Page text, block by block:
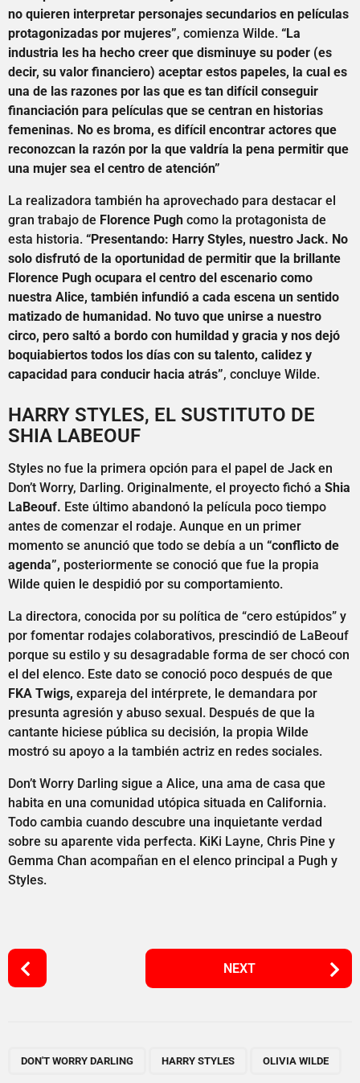
no quieren interpretar personajes secundarios en películas
protagonizadas por mujeres”, comienza Wilde. “La
industria les ha hecho creer que disminuye su poder (es
decir, su valor financiero) aceptar estos papeles, la cual es
una de las razones por las que es tan difícil conseguir
financiación para películas que se centran en historias
femeninas. No es broma, es difícil encontrar actores que
reconozcan la razón por la que valdría la pena permitir que
una mujer sea el centro de atención”
La realizadora también ha aprovechado para destacar el
gran trabajo de Florence Pugh como la protagonista de
esta historia. “Presentando: Harry Styles, nuestro Jack. No
solo disfrutó de la oportunidad de permitir que la brillante
Florence Pugh ocupara el centro del escenario como
nuestra Alice, también infundió a cada escena un sentido
matizado de humanidad. No tuvo que unirse a nuestro
circo, pero saltó a bordo con humildad y gracia y nos dejó
boquiabiertos todos los días con su talento, calidez y
capacidad para conducir hacia atrás”, concluye Wilde.
HARRY STYLES, EL SUSTITUTO DE
SHIA LABEOUF
Styles no fue la primera opción para el papel de Jack en
Don’t Worry, Darling. Originalmente, el proyecto fichó a Shia
LaBeouf. Este último abandonó la película poco tiempo
antes de comenzar el rodaje. Aunque en un primer
momento se anunció que todo se debía a un “conflicto de
agenda”, posteriormente se conoció que fue la propia
Wilde quien le despidió por su comportamiento.
La directora, conocida por su política de “cero estúpidos” y
por fomentar rodajes colaborativos, prescindió de LaBeouf
porque su estilo y su desagradable forma de ser chocó con
el del elenco. Este dato se conoció poco después de que
FKA Twigs, expareja del intérprete, le demandara por
presunta agresión y abuso sexual. Después de que la
cantante hiciese pública su decisión, la propia Wilde
mostró su apoyo a la también actriz en redes sociales.
Don’t Worry Darling sigue a Alice, una ama de casa que
habita en una comunidad utópica situada en California.
Todo cambia cuando descubre una inquietante verdad
sobre su aparente vida perfecta. KiKi Layne, Chris Pine y
Gemma Chan acompañan en el elenco principal a Pugh y
Styles.
P
o
NEXT
DON'T WORRY DARLING HARRY STYLES OLIVIA WILDE